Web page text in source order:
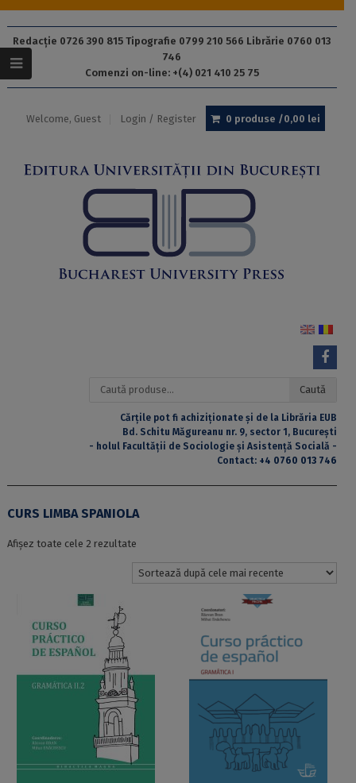
Redacție 0726 390 815 Tipografie 0799 210 566 Librărie 0760 013
746
Comenzi on-line: +(4) 021 410 25 75
Welcome, Guest Login / Register 0 produse /0,00 lei
Caută
Caută
Cărțile pot fi achiziționate și de la Librăria EUB
Bd. Schitu Măgureanu nr. 9, sector 1, București
- holul Facultății de Sociologie și Asistență Socială -
Contact: +4 0760 013 746
CURS LIMBA SPANIOLA
Afișez toate cele 2 rezultateSortat
cele